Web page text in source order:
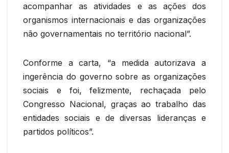
acompanhar as atividades e as ações dos
organismos internacionais e das organizações
não governamentais no território nacional”.
Conforme a carta, “a medida autorizava a
ingerência do governo sobre as organizações
sociais e foi, felizmente, rechaçada pelo
Congresso Nacional, graças ao trabalho das
entidades sociais e de diversas lideranças e
partidos políticos”.